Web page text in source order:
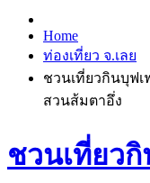
Home
ท่องเที่ยว จ.เลย
ชวนเที่ยวกินบุฟเ
สวนส้มตาอึ่ง
ชวนเที่ยว